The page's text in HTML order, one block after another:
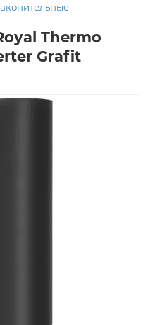
Thermo
Grafit